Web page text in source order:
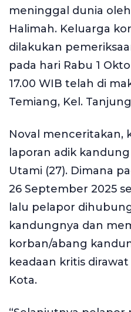
meninggal dunia
Halimah. Keluarga
dilakukan
pada hari Rabu 1
17.00 WIB telah di
Temiang, Kel.
Noval menceritakan,
laporan adik
Utami (27). Dimana
26 September 2025
lalu pelapor
kandungnya dan
korban/abang
keadaan kritis
Kota.